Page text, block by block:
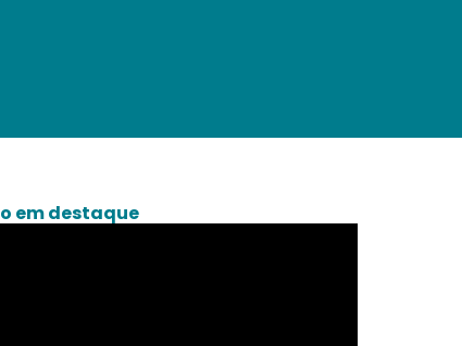
em destaque